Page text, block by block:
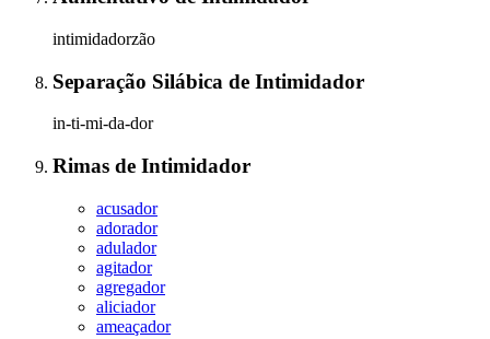
intimidadorzão
Separação Silábica de Intimidador
in-ti-mi-da-dor
Rimas de Intimidador
acusador
adorador
adulador
agitador
agregador
aliciador
ameaçador